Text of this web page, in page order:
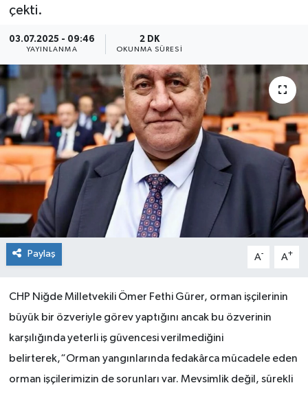
çekti.
03.07.2025 - 09:46
YAYINLANMA
2 DK
OKUNMA SÜRESI
Paylaş A- A+
CHP Niğde Milletvekili Ömer Fethi Gürer, orman işçilerinin
büyük bir özveriyle görev yaptığını ancak bu özverinin
karşılığında yeterli iş güvencesi verilmediğini
belirterek,“Orman yangınlarında fedakârca mücadele eden
orman işçilerimizin de sorunları var. Mevsimlik değil, sürekli